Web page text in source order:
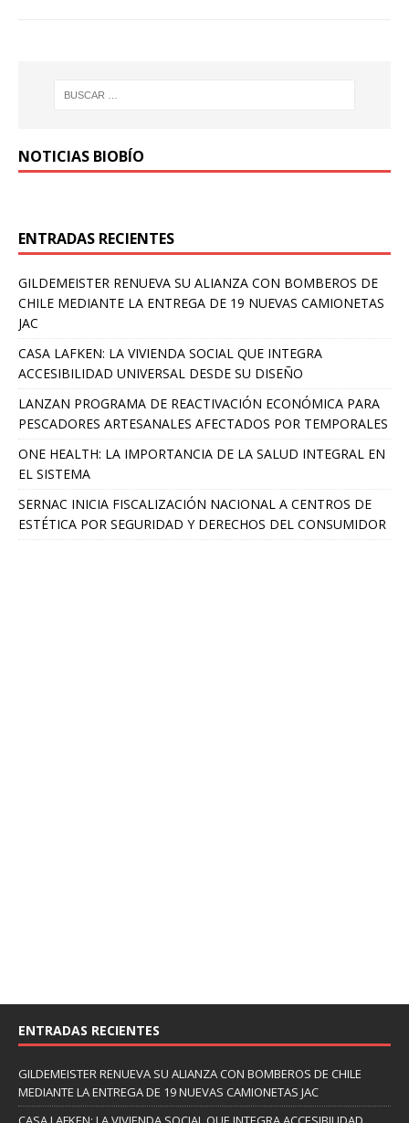
NOTICIAS BIOBÍO
ENTRADAS RECIENTES
GILDEMEISTER RENUEVA SU ALIANZA CON BOMBEROS DE
CHILE MEDIANTE LA ENTREGA DE 19 NUEVAS CAMIONETAS
JAC
CASA LAFKEN: LA VIVIENDA SOCIAL QUE INTEGRA
ACCESIBILIDAD UNIVERSAL DESDE SU DISEÑO
LANZAN PROGRAMA DE REACTIVACIÓN ECONÓMICA PARA
PESCADORES ARTESANALES AFECTADOS POR TEMPORALES
ONE HEALTH: LA IMPORTANCIA DE LA SALUD INTEGRAL EN
EL SISTEMA
SERNAC INICIA FISCALIZACIÓN NACIONAL A CENTROS DE
ESTÉTICA POR SEGURIDAD Y DERECHOS DEL CONSUMIDOR
ENTRADAS RECIENTES
GILDEMEISTER RENUEVA SU ALIANZA CON BOMBEROS DE CHILE
MEDIANTE LA ENTREGA DE 19 NUEVAS CAMIONETAS JAC